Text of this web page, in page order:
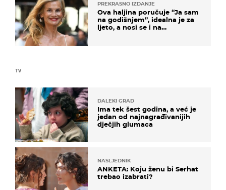
TV
DALEKI GRAD
Ima tek šest godina, a već je
jedan od najnagrađivanijih
dječjih glumaca
NASLJEDNIK
ANKETA: Koju ženu bi Serhat
trebao izabrati?
PREKRASNO IZDANJE
Ova haljina poručuje “Ja sam
na godišnjem”, idealna je za
ljeto, a nosi se i na